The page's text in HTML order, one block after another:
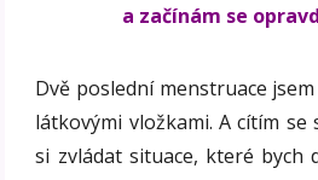
a začínám se
Dvě poslední menstruace
látkovými vložkami. A cítím
si zvládat situace, které bych